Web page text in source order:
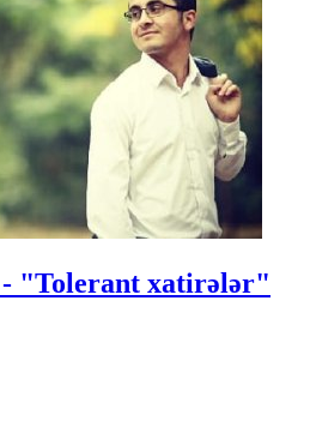
- "Tolerant xatirələr"